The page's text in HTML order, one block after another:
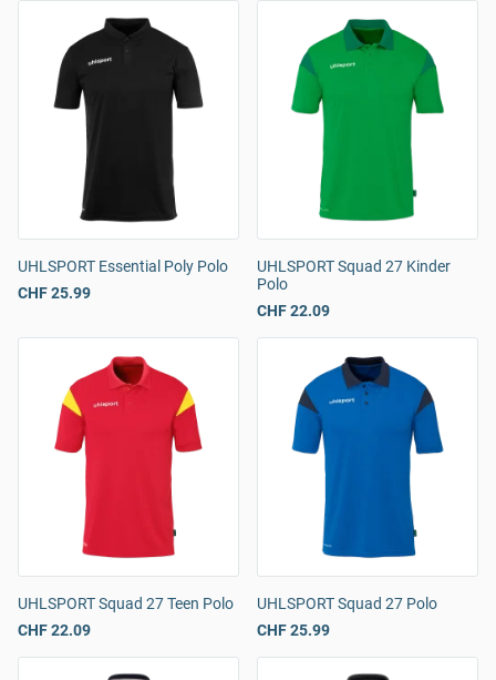
UHLSPORT Essential Poly Polo
CHF 25.99
UHLSPORT Squad 27 Kinder
Polo
CHF 22.09
UHLSPORT Squad 27 Teen Polo
CHF 22.09
UHLSPORT Squad 27 Polo
CHF 25.99